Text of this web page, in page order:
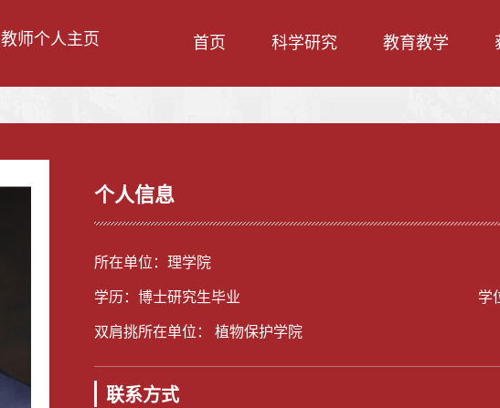
教师个人主页 首页 科学研究 教育教学
个人信息
所在单位：理学院
学历：博士研究生毕业 学
双肩挑所在单位： 植物保护学院
联系方式